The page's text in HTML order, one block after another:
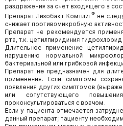
раздражения за счет входящего в
Препарат Лизобакт Комплит® не
снижает противомикробную
Препарат не рекомендуется
рта, т.к. цетилпиридиния
Длительное применение
нарушению нормальной
бактериальной или грибковой
Препарат не предназначен для
применения. Если симптомы
появления других симптомов
или сопутствующего
проконсультироваться с врачом.
Если у пациента отмечается
данный препарат; пациенту